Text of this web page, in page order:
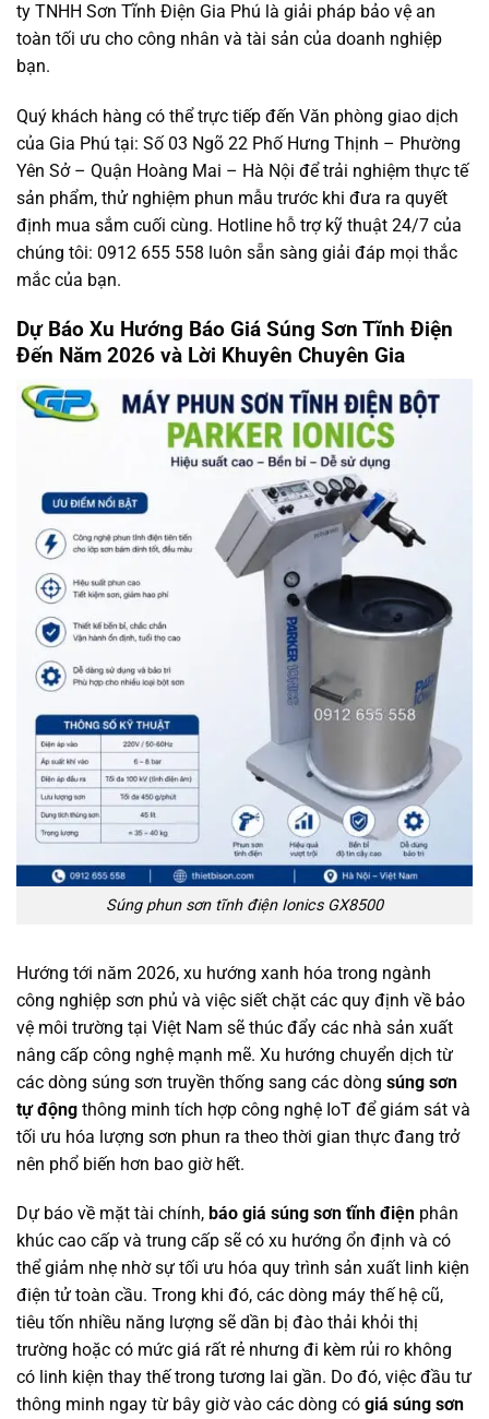
ty TNHH Sơn Tĩnh Điện Gia Phú là giải pháp bảo vệ an
toàn tối ưu cho công nhân và tài sản của doanh nghiệp
bạn.
Quý khách hàng có thể trực tiếp đến Văn phòng giao dịch
của Gia Phú tại: Số 03 Ngõ 22 Phố Hưng Thịnh – Phường
Yên Sở – Quận Hoàng Mai – Hà Nội để trải nghiệm thực tế
sản phẩm, thử nghiệm phun mẫu trước khi đưa ra quyết
định mua sắm cuối cùng. Hotline hỗ trợ kỹ thuật 24/7 của
chúng tôi: 0912 655 558 luôn sẵn sàng giải đáp mọi thắc
mắc của bạn.
Dự Báo Xu Hướng Báo Giá Súng Sơn Tĩnh Điện
Đến Năm 2026 và Lời Khuyên Chuyên Gia
Súng phun sơn tĩnh điện Ionics GX8500
Hướng tới năm 2026, xu hướng xanh hóa trong ngành
công nghiệp sơn phủ và việc siết chặt các quy định về bảo
vệ môi trường tại Việt Nam sẽ thúc đẩy các nhà sản xuất
nâng cấp công nghệ mạnh mẽ. Xu hướng chuyển dịch từ
các dòng súng sơn truyền thống sang các dòng súng sơn
tự động thông minh tích hợp công nghệ IoT để giám sát và
tối ưu hóa lượng sơn phun ra theo thời gian thực đang trở
nên phổ biến hơn bao giờ hết.
Dự báo về mặt tài chính, báo giá súng sơn tĩnh điện phân
khúc cao cấp và trung cấp sẽ có xu hướng ổn định và có
thể giảm nhẹ nhờ sự tối ưu hóa quy trình sản xuất linh kiện
điện tử toàn cầu. Trong khi đó, các dòng máy thế hệ cũ,
tiêu tốn nhiều năng lượng sẽ dần bị đào thải khỏi thị
trường hoặc có mức giá rất rẻ nhưng đi kèm rủi ro không
có linh kiện thay thế trong tương lai gần. Do đó, việc đầu tư
thông minh ngay từ bây giờ vào các dòng có giá súng sơn